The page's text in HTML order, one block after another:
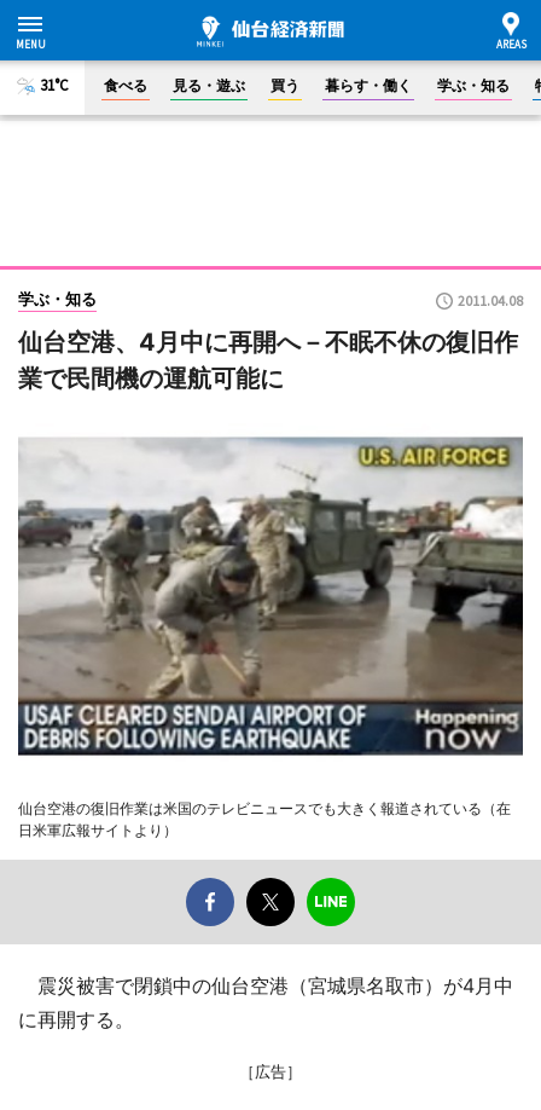
31°C 食べる 見る・遊ぶ 買う 暮らす・働く 学ぶ・知る
学ぶ・知る 2011.04.08
仙台空港、4月中に再開へ－不眠不休の復旧作
業で民間機の運航可能に
仙台空港の復旧作業は米国のテレビニュースでも大きく報道されている（在
日米軍広報サイトより）
震災被害で閉鎖中の仙台空港（宮城県名取市）が4月中
に再開する。
［広告］